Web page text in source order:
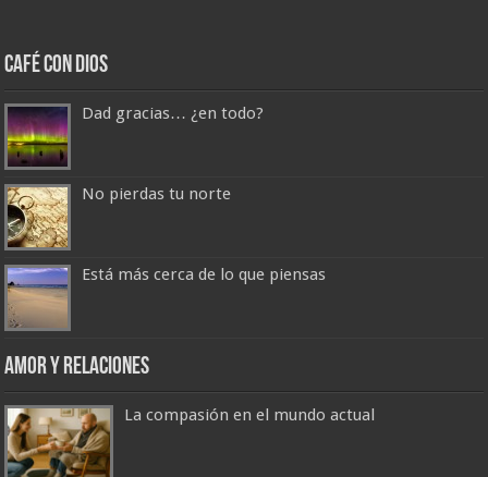
Café con Dios
Dad gracias… ¿en todo?
No pierdas tu norte
Está más cerca de lo que piensas
Amor y Relaciones
La compasión en el mundo actual